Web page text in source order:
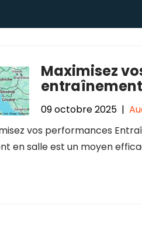
Maximisez
09 octobre 2025 |
vos performances
en salle est un moyen